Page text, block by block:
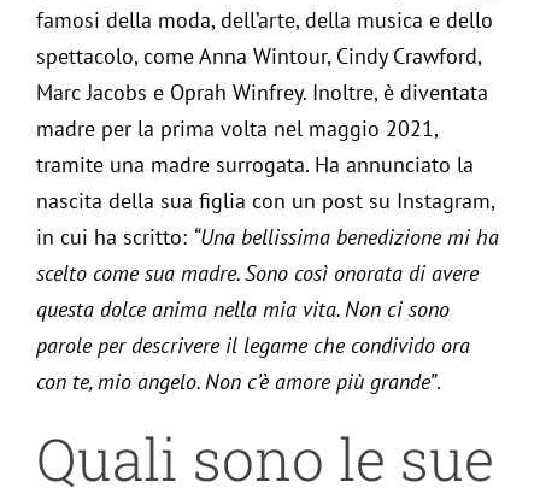
famosi della moda, dell’arte, della musica e dello
spettacolo, come Anna Wintour, Cindy Crawford,
Marc Jacobs e Oprah Winfrey. Inoltre, è diventata
madre per la prima volta nel maggio 2021,
tramite una madre surrogata. Ha annunciato la
nascita della sua figlia con un post su Instagram,
in cui ha scritto: “Una bellissima benedizione mi ha
scelto come sua madre. Sono così onorata di avere
questa dolce anima nella mia vita. Non ci sono
parole per descrivere il legame che condivido ora
con te, mio angelo. Non c’è amore più grande”.
Quali sono le sue